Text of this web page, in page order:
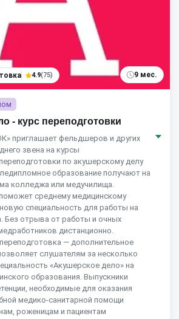
4.9(75) 9 мес.
- курс переподготовки
приглашает фельдшеров и других
звена на курсы
по акушерскому делу
образование получают на
колледжа или медучилища.
среднему медицинскому
специальность для работы на
Без отрыва от работы и очных
дистанционно.
— дополнительное
слушателям за несколько
«Акушерское дело» на
образования. Выпускники
необходимые для оказания
медико-санитарной помощи
роженицам и пациентам